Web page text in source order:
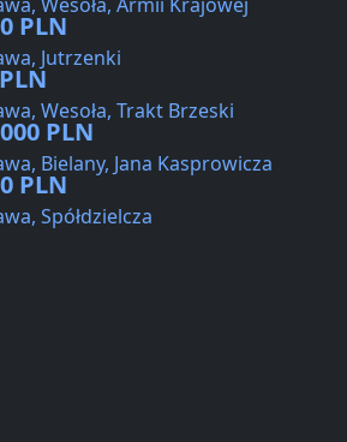
PLN
Jutrzenki
Wesoła, Trakt Brzeski
PLN
Bielany, Jana Kasprowicza
PLN
Spółdzielcza